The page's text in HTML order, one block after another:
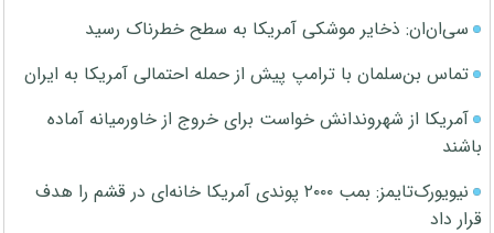
سی‌ان‌ان: ذخایر موشکی آمریکا به سطح خطرناک رسید
تماس بن‌سلمان با ترامپ پیش از حمله احتمالی آمریکا به ایران
آمریکا از شهروندانش خواست برای خروج از خاورمیانه آماده
باشند
نیویورک‌تایمز: بمب ۲۰۰۰ پوندی آمریکا خانه‌ای در قشم را هدف
قرار داد